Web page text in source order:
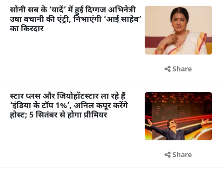
सोनी सब के ‘यादें’ में हुईं दिग्गज अभिनेत्री
उषा बचानी की एंट्री, निभाएंगी ‘आई साहेब’
का किरदार
Share
स्टार प्लस और जियोहॉटस्टार ला रहे हैं
‘इंडिया के टॉप 1%’, अनिल कपूर करेंगे
होस्ट; 5 सितंबर से होगा प्रीमियर
Share